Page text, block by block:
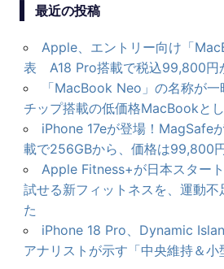
最近の投稿
Apple、エントリー向け「
表 A18 Pro搭載で税込99,800円
「MacBook Neo」の名称が
チップ搭載の低価格MacBookと
iPhone 17eが登場！MagSafe
載で256GBから、価格は99,800
Apple Fitness+が日本スター
試せる新フィットネスを、運動
た
iPhone 18 Pro、Dynamic
アナリストが示す「中央維持＆